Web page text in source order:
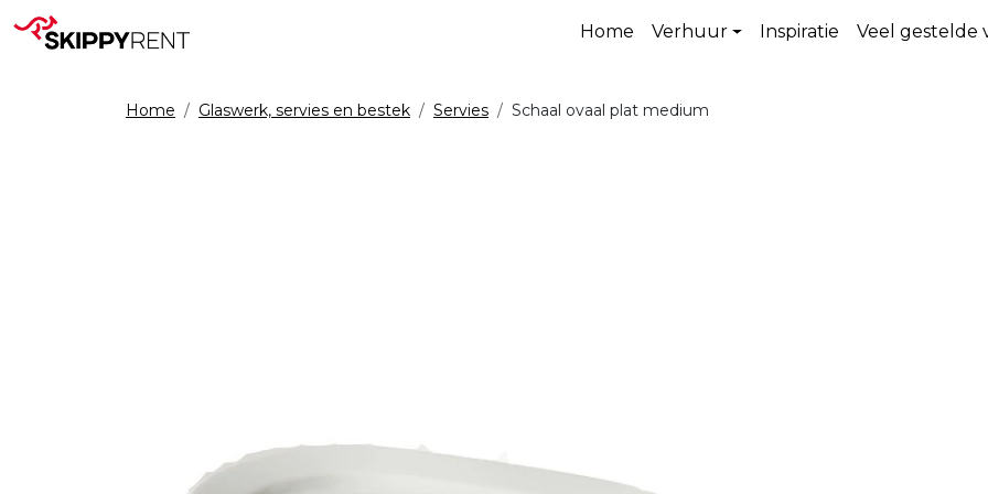
Home Verhuur Inspiratie Veel gestelde
Home Glaswerk, servies en bestek Servies Schaal ovaal plat medium